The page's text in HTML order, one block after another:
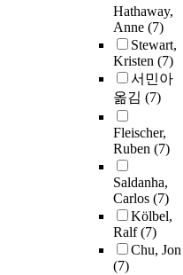
Hathaway,
Anne (7)
Stewart,
Kristen (7)
서민아
옮김 (7)
Fleischer,
Ruben (7)
Saldanha,
Carlos (7)
Kölbel,
Ralf(7)
Chu, Jon
(7)